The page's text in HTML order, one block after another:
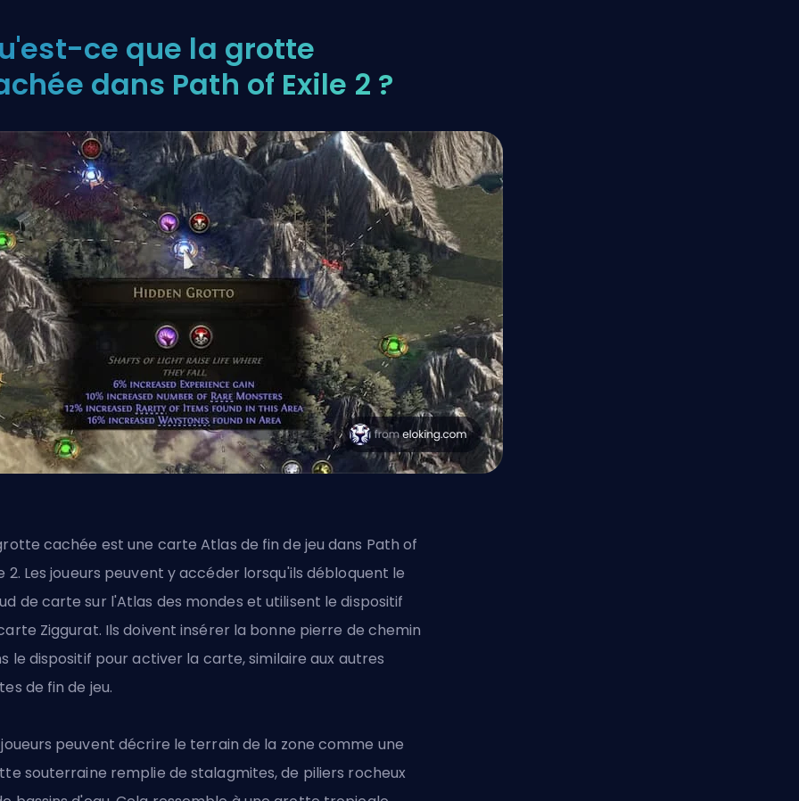
ce que la grotte
dans Path of Exile 2 ?
cachée est une carte Atlas de fin de jeu dans Path of
2. Les joueurs peuvent y accéder lorsqu'ils débloquent le
de carte sur l'Atlas des mondes et utilisent le dispositif
Ziggurat. Ils doivent insérer la bonne pierre de chemin
le dispositif pour activer la carte, similaire aux autres
de fin de jeu.
joueurs peuvent décrire le terrain de la zone comme une
souterraine remplie de stalagmites, de piliers rocheux